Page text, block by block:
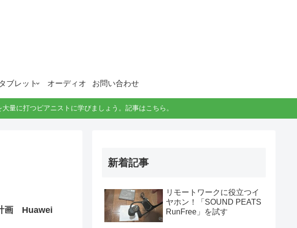
タブレット オーディオ お問い合わせ
量に打つピアニストに学びましょう。記事はこちら。
画 Huawei
新着記事
リモートワークに役立つイ
ヤホン！「SOUND PEATS
RunFree」を試す